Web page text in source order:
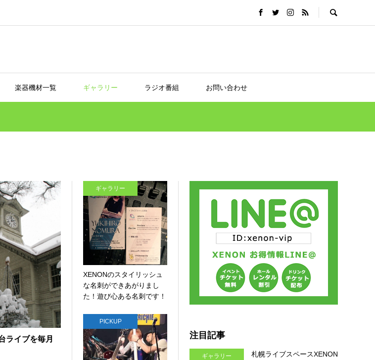
楽器機材一覧 ギャラリー ラジオ番組 お問い合わせ
ライブを毎月
ギャラリー
XENONのスタイリッシュ
な名刺ができあがりまし
た！遊び心ある名刺です！
PICKUP
注目記事
ギャラリー
札幌ライブスペースXENON